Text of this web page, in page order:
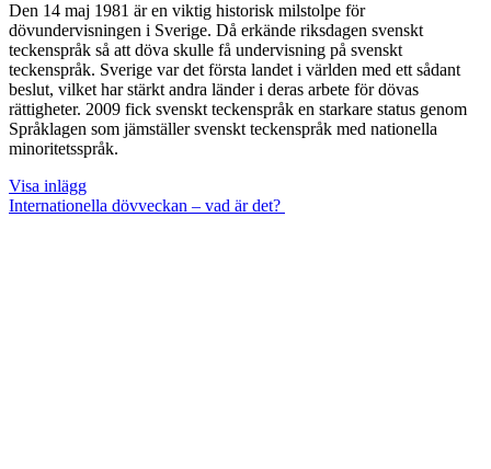
Den 14 maj 1981 är en viktig historisk milstolpe för
dövundervisningen i Sverige. Då erkände riksdagen svenskt
teckenspråk så att döva skulle få undervisning på svenskt
teckenspråk. Sverige var det första landet i världen med ett sådant
beslut, vilket har stärkt andra länder i deras arbete för dövas
rättigheter. 2009 fick svenskt teckenspråk en starkare status genom
Språklagen som jämställer svenskt teckenspråk med nationella
minoritetsspråk.
Visa inlägg
Internationella dövveckan – vad är det?